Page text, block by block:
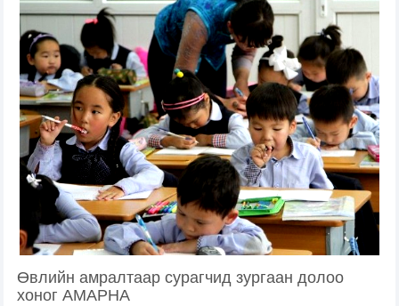
Өвлийн амралтаар сурагчид зургаан долоо
хоног АМАРНА